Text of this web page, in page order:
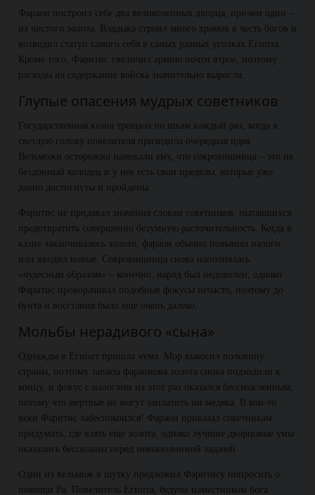
Фараон построил себе два великолепных дворца, причем один –
из чистого золота. Владыка строил много храмов в честь богов и
возводил статуи самого себя в самых разных уголках Египта.
Кроме того, Фаритис увеличил армию почти втрое, поэтому
расходы на содержание войска значительно выросли.
Глупые опасения мудрых советников
Государственная казна трещала по швам каждый раз, когда в
светлую голову повелителя приходила очередная идея.
Вельможи осторожно намекали ему, что сокровищница – это не
бездонный колодец и у нее есть свои пределы, которые уже
давно достигнуты и пройдены…
Фаритис не придавал значения словам советников, пытавшихся
предотвратить совершенно безумную расточительность. Когда в
казне заканчивалось золото, фараон обычно повышал налоги
или вводил новые. Сокровищница снова наполнялась
«чудесным образом» – конечно, народ был недоволен, однако
Фаритис проворачивал подобные фокусы нечасто, поэтому до
бунта и восстания было еще очень далеко.
Мольбы нерадивого «сына»
Однажды в Египет пришла чума. Мор выкосил половину
страны, поэтому запасы фараонова золота снова подходили к
концу, и фокус с налогами на этот раз оказался бессмысленным,
потому что мертвые не могут заплатить ни медяка. В кои-то
веки Фаритис забеспокоился! Фараон приказал советникам
придумать, где взять еще золота, однако лучшие дворцовые умы
оказались бессильны перед невыполнимой задачей.
Один из вельмож в шутку предложил Фаритису попросить о
помощи Ра. Повелитель Египта, будучи наместником бога